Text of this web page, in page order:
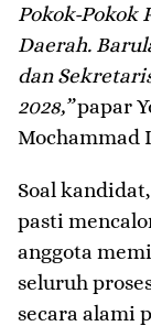
Pokok-Pokok
Daerah.
dan
2028,”papar
Mochammad
Soal
pasti
anggota
seluruh
secara alami